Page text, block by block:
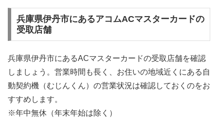
兵庫県伊丹市にあるアコムACマスターカードの
受取店舗
兵庫県伊丹市にあるACマスターカードの受取店舗を確認
しましょう。営業時間も長く、お住いの地域近くにある自
動契約機（むじんくん）の営業状況は確認しておくのをお
すすめします。
※年中無休（年末年始は除く）